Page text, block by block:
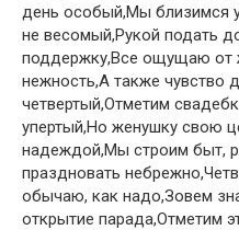
день особый,Мы близимся
не весомый,Рукой подать
поддержку,Все ощущаю от
нежность,А также чувство
четвертый,Отметим
упертый,Но женушку свою
надеждой,Мы строим быт,
праздновать
обычаю, как надо,Зовем
открытие парада,Отметим